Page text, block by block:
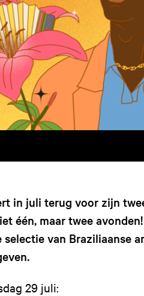
in juli terug voor zijn
één, maar twee
van Braziliaanse
29 juli: